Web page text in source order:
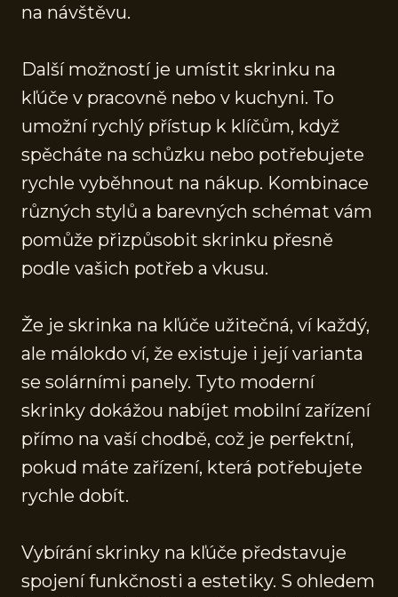
na návštěvu.
Další možností je umístit skrinku na
kľúče v pracovně nebo v kuchyni. To
umožní rychlý přístup k klíčům, když
spěcháte na schůzku nebo potřebujete
rychle vyběhnout na nákup. Kombinace
různých stylů a barevných schémat vám
pomůže přizpůsobit skrinku přesně
podle vašich potřeb a vkusu.
Že je skrinka na kľúče užitečná, ví každý,
ale málokdo ví, že existuje i její varianta
se solárními panely. Tyto moderní
skrinky dokážou nabíjet mobilní zařízení
přímo na vaší chodbě, což je perfektní,
pokud máte zařízení, která potřebujete
rychle dobít.
Vybírání skrinky na kľúče představuje
spojení funkčnosti a estetiky. S ohledem